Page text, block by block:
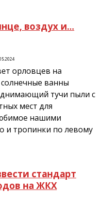
воздух и…
орловцев на
ванны
тучи пыли с
мест для
нашими
и тропинки по левому
стандарт
на ЖКХ